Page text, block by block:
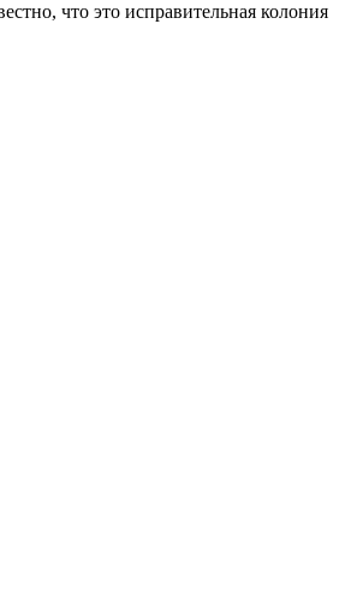
что это исправительная колония